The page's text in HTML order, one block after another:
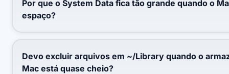
Por que o System Data fica tão grande quando o
espaço?
Devo excluir arquivos em ~/Library quando o
Mac está quase cheio?